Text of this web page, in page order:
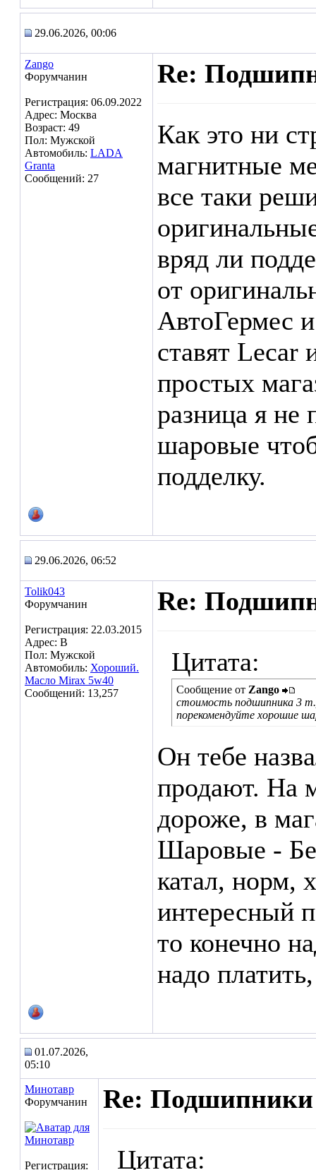
29.06.2026, 00:06
Zango
Форумчанин
Регистрация: 06.09.2022
Адрес: Москва
Возраст: 49
Пол: Мужской
Автомобиль: LADA
Granta
Сообщений: 27
Re:
Как это ни
магнитные
все таки
вряд ли
от
АвтоГермес
ставят Lecar
простых
разница я
шаровые
подделку.
29.06.2026, 06:52
Tolik043
Форумчанин
Регистрация: 22.03.2015
Адрес: В
Пол: Мужской
Автомобиль: Хороший.
Масло Mirax 5w40
Сообщений: 13,257
Re:
Цитата:
Сообщение от Zango
стоимость подшипника 3
порекомендуйте хорошие
Он тебе
продают. На
дороже, в
Шаровые -
катал, норм,
интересный
то конечно
надо
01.07.2026,
05:10
Минотавр
Форумчанин
Регистрация:
Re: Подшипники
Цитата: